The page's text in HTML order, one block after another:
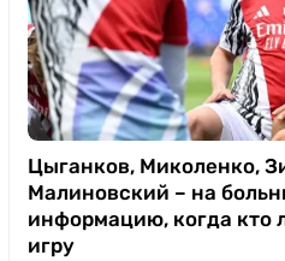
Цыганков, Миколенко,
Малиновский – на
информацию, когда кто
игру